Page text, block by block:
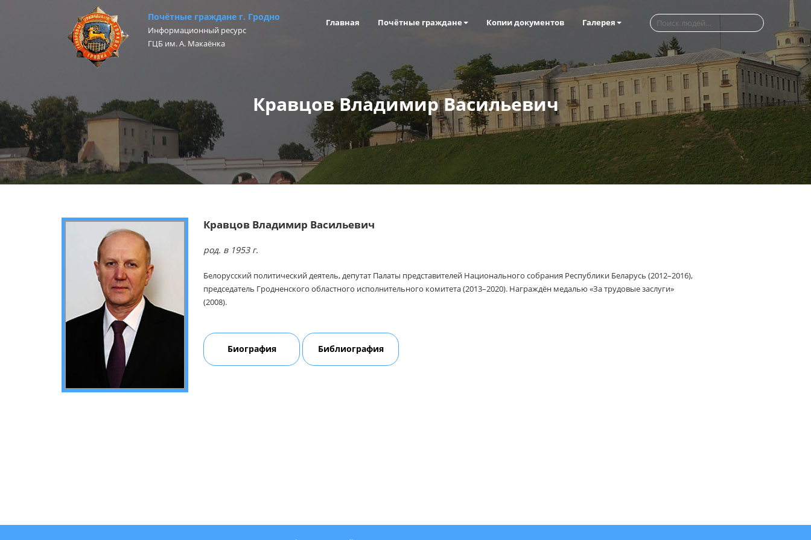
Почётные граждане г. Гродно
Информационный ресурс
ГЦБ им. А. Макаёнка
Главная Почётные граждане Копии документов Галерея
Кравцов Владимир Васильевич
Кравцов Владимир Васильевич
род. в 1953 г.
Белорусский политический деятель, депутат Палаты представителей Национального собрания Республики Беларусь (2012–2016),
председатель Гродненского областного исполнительного комитета (2013–2020). Награждён медалью «За трудовые заслуги»
(2008).
Биография Библиография